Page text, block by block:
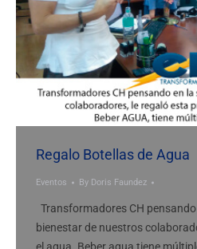
Regalo Botellas de Agua
Eventos By Doris Faundez
Transformadores CH pensando
bienestar de nuestros
el agua. Beber agua tiene